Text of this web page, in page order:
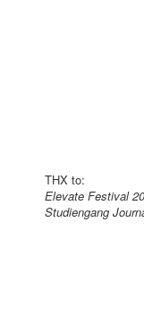
THX to:
Elevate Festival
Studiengang